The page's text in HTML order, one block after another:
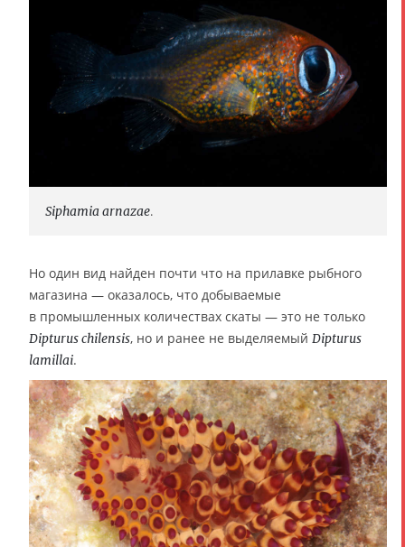
Siphamia arnazae.
Но один вид найден почти что на прилавке рыбного
магазина — оказалось, что добываемые
в промышленных количествах скаты — это не только
Dipturus chilensis, но и ранее не выделяемый Dipturus
lamillai.